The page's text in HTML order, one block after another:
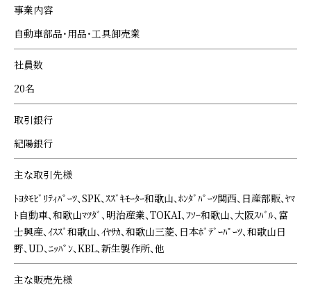
事業内容
自動車部品・用品・工具卸売業
社員数
20名
取引銀行
紀陽銀行
主な取引先様
ﾄﾖﾀﾓﾋﾞﾘﾃｨﾊﾟｰﾂ、SPK、ｽｽﾞｷﾓｰﾀｰ和歌山、ﾎﾝﾀﾞﾊﾟｰﾂ関西、日産部販、ﾔﾏ
ﾄ自動車、和歌山ﾏﾂﾀﾞ、明治産業、TOKAI、ﾌｿｰ和歌山、大阪ｽﾊﾞﾙ、富
士興産、ｲｽｽﾞ和歌山、ｲﾔｻｶ、和歌山三菱、日本ﾎﾞﾃﾞｰﾊﾟｰﾂ、和歌山日
野、UD、ﾆｯﾊﾟﾝ、KBL、新生製作所、他
主な販売先様